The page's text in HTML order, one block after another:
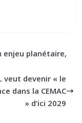
enjeu planétaire,
veut devenir « le
dans la CEMAC
» d’ici 2029